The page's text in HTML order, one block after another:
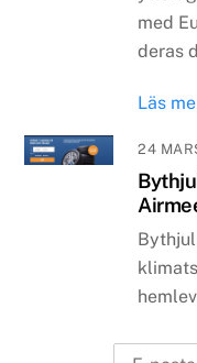
med
deras
Läs
24